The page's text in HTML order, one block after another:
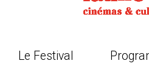
Le Festival